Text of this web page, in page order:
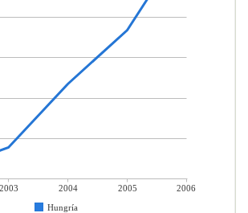
2003 2004 2005
2006
Hungría